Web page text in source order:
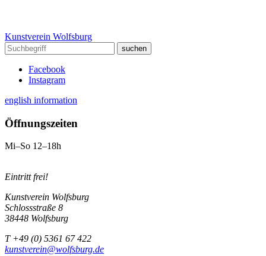
Kunstverein Wolfsburg
Facebook
Instagram
english information
Öffnungszeiten
Mi–So 12–18h
Eintritt frei!
Kunstverein Wolfsburg
Schlossstraße 8
38448 Wolfsburg
T +49 (0) 5361 67 422
kunstverein@wolfsburg.de